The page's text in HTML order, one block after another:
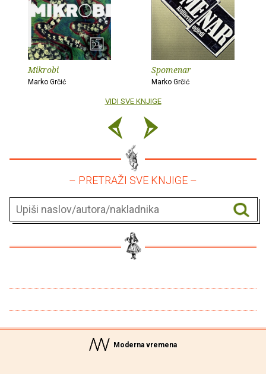
Mikrobi
Marko Grčić
Spomenar
Marko Grčić
VIDI SVE KNJIGE
– PRETRAŽI SVE KNJIGE –
Moderna vremena